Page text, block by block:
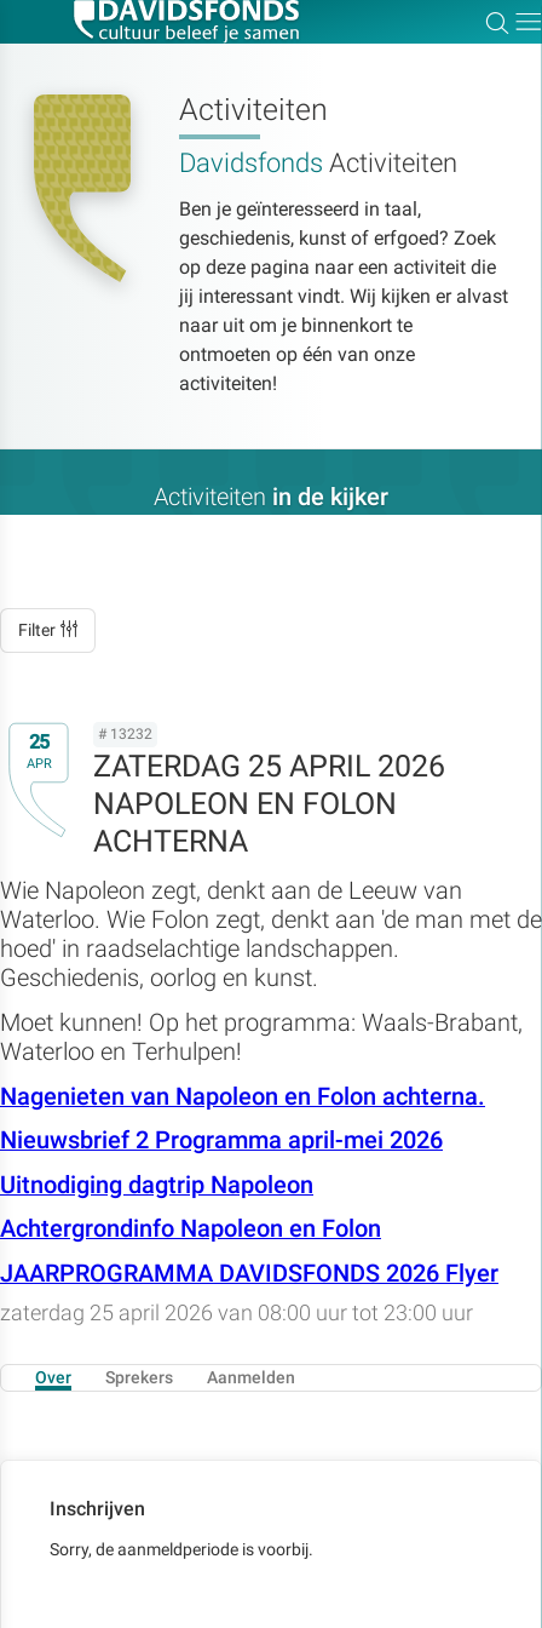
Activiteiten
Davidsfonds Activiteiten
Ben je geïnteresseerd in taal,
geschiedenis, kunst of erfgoed? Zoek
op deze pagina naar een activiteit die
jij interessant vindt. Wij kijken er alvast
naar uit om je binnenkort te
ontmoeten op één van onze
activiteiten!
Activiteiten in de kijker
Filter
25
APR
# 13232
ZATERDAG 25 APRIL 2026
NAPOLEON EN FOLON
ACHTERNA
Wie Napoleon zegt, denkt aan de Leeuw van
Waterloo. Wie Folon zegt, denkt aan 'de man met de
hoed' in raadselachtige landschappen.
Geschiedenis, oorlog en kunst.
Moet kunnen! Op het programma: Waals-Brabant,
Waterloo en Terhulpen!
Nagenieten van Napoleon en Folon achterna.
Nieuwsbrief 2 Programma april-mei 2026
Uitnodiging dagtrip Napoleon
Achtergrondinfo Napoleon en Folon
JAARPROGRAMMA DAVIDSFONDS 2026 Flyer
zaterdag 25 april 2026 van 08:00 uur tot 23:00 uur
Over Sprekers Aanmelden
Inschrijven
Sorry, de aanmeldperiode is voorbij.
Zoek:
Zoeken